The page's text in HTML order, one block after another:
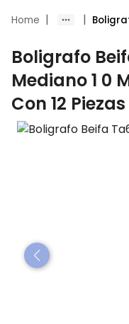
Home | |
Boligrafo
Mediano 1 0
Con 12 Piezas